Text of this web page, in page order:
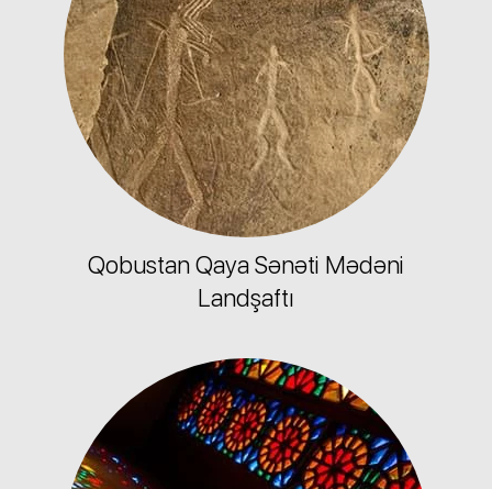
Qobustan Qaya Sənəti Mədəni
Landşaftı